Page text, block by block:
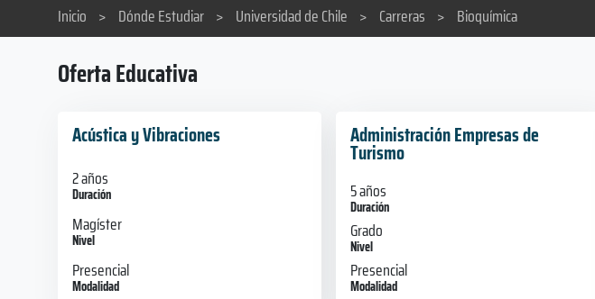
Inicio > Dónde Estudiar > Universidad de Chile > Carreras > Bioquímica
Oferta Educativa
Acústica y Vibraciones
2 años
Duración
Magíster
Nivel
Presencial
Modalidad
Administración Empresas de
Turismo
5 años
Duración
Grado
Nivel
Presencial
Modalidad